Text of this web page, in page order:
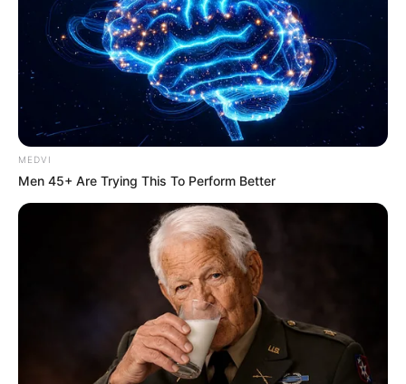
MEDVI
Men 45+ Are Trying This To Perform Better